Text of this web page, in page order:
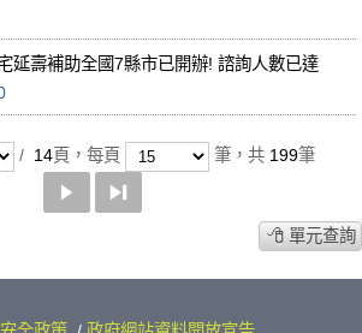
延壽補助全國7縣市已開辦! 諮詢人數已達
/ 14頁，每頁 每頁顯示筆數筆，共 199筆
單元查詢